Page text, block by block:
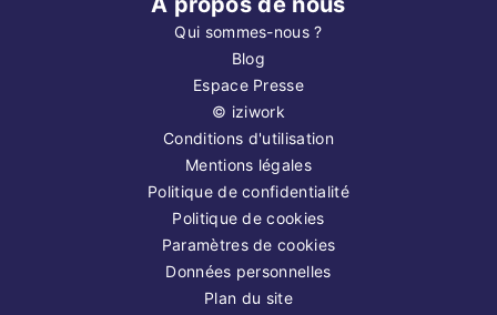
Qui sommes-nous ?
Blog
Espace Presse
© iziwork
Conditions d'utilisation
Mentions légales
Politique de confidentialité
Politique de cookies
Paramètres de cookies
Données personnelles
Plan du site